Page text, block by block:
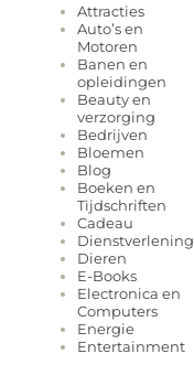
Attracties
Auto’s en
Motoren
Banen en
opleidingen
Beauty en
verzorging
Bedrijven
Bloemen
Blog
Boeken en
Tijdschriften
Cadeau
Dienstverlening
Dieren
E-Books
Electronica en
Computers
Energie
Entertainment